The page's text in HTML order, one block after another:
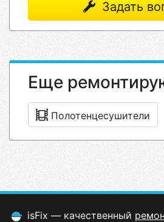
Задать
Еще
Полотенцесушители
isFix — качественный